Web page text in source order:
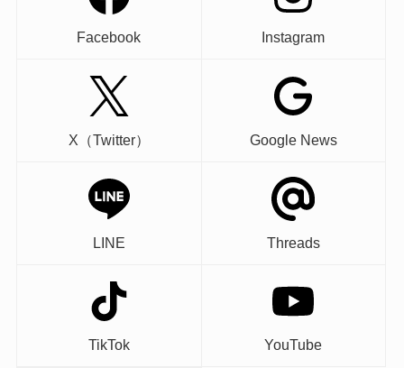
Facebook Instagram
X（Twitter） Google News
LINE Threads
TikTok YouTube